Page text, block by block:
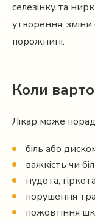
селезінку та
утворення, зміни
порожнині.
Коли
Лікар може
біль або
важкість чи
нудота,
порушення
пожовтіння